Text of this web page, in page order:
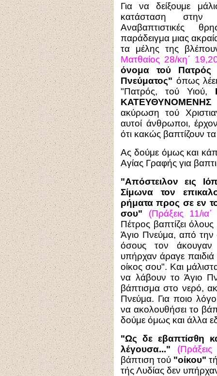
Για να δείξουμε
κατάσταση στην
Αναβαπτιστικές
παράδειγμα μιας
τα μέλης της
Ματθαίος 28/κη΄
όνομα τού Πατρός
Πνεύματος" όπως
"Πατρός, τού Υιού,
ακύρωση τού
αυτοί άνθρωποι,
ότι κακώς βαπτίζουν
Ας δούμε όμως και
Αγίας Γραφής για
"Απόστειλον εις
Σίμωνα τον
ρήματα προς σε εν
σου" (Πράξεις 11/
Πέτρος βαπτίζει
Άγιο Πνεύμα, από την
όσους τον
υπήρχαν άραγε παιδιά
οίκος σου". Και
να λάβουν το Άγιο
βάπτισμα στο νερό,
Πνεύμα. Για ποιο
να ακολουθήσει το
δούμε όμως και άλλα
"Ως δε εβαπτίσθη
λέγουσα..."
βάπτιση τού "οίκου"
τής Λυδίας δεν